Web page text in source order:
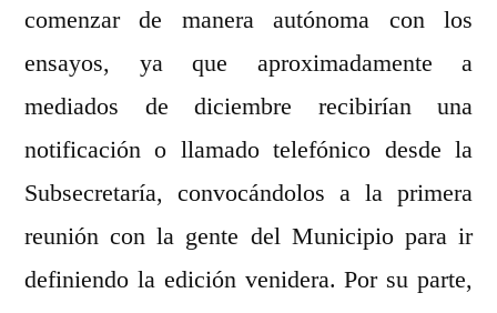
comenzar de manera autónoma con los
ensayos, ya que aproximadamente a
mediados de diciembre recibirían una
notificación o llamado telefónico desde la
Subsecretaría, convocándolos a la primera
reunión con la gente del Municipio para ir
definiendo la edición venidera. Por su parte,